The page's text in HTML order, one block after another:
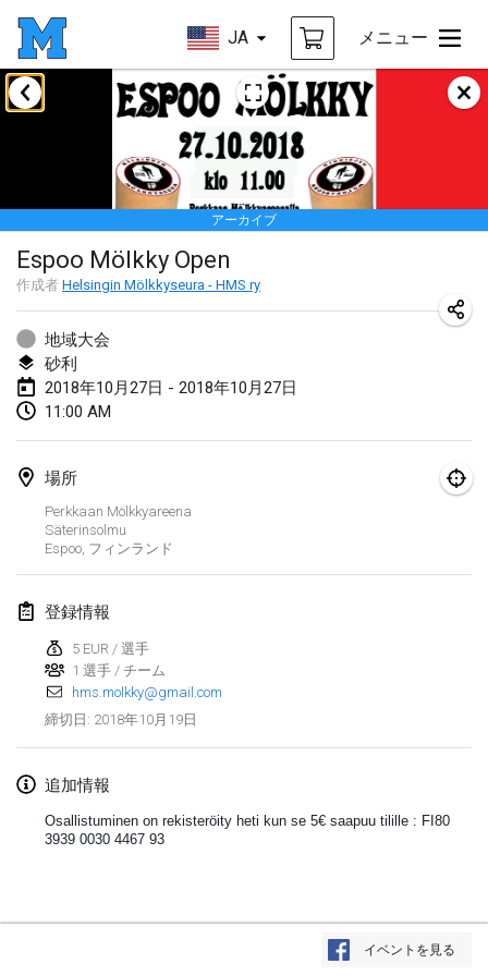
JA メニュー
リストを表示
アーカイブ
Espoo Mölkky Open
作成者 Helsingin Mölkkyseura - HMS ry
地域大会
砂利
2018年10月27日 - 2018年10月27日
11:00 AM
場所
Perkkaan Mölkkyareena
Säterinsolmu
Espoo, フィンランド
登録情報
5 EUR / 選手
1 選手 / チーム
hms.molkky@gmail.com
締切日 : 2018年10月19日
追加情報
Osallistuminen on rekisteröity heti kun se 5€ saapuu tilille : FI80
3939 0030 4467 93
イベントを見る
2018年1月
Open des rois de Mölkky
2018年1月21日| フランス
Individuel du Garo
2018年1月21日 |フランス
Tournoi d'Hiver
2018年1月27日
Tournoi de Mölkky - Lesfous Dubâtonvaigeois
2018年1月27日
2018年2月
Lumi Mölkky
2018年2月3日|
Tournoi de la St Valentin
2018年2月10日
Faschings-Mölkky
2018年2月11日|ドイツ
2018年2月24日
SM HalliMölkky - Finnish Championship